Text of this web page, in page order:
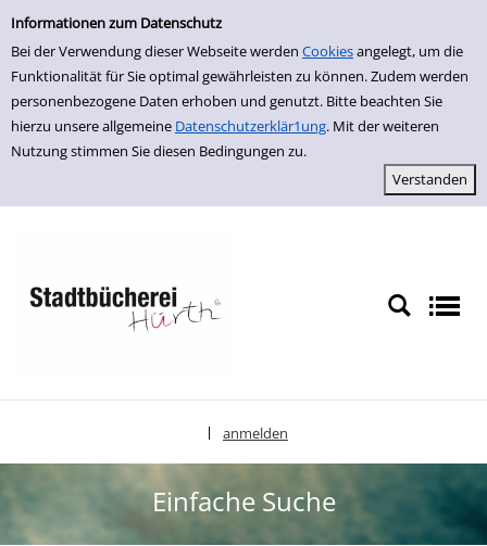
Einfache Suche
Informationen zum Datenschutz
Bei der Verwendung dieser Webseite werden Cookiesangelegt, um die
Funktionalität für Sie optimal gewährleisten zu können. Zudem werden
personenbezogene Daten erhoben und genutzt. Bitte beachten Sie
hierzu unsere allgemeine Datenschutzerklär1ung. Mit der weiteren
Nutzung stimmen Sie diesen Bedingungen zu.
zur Navigation springen
zum Inhalt springen
Zur Detailanzeige springen
anmelden
Einfache Suche